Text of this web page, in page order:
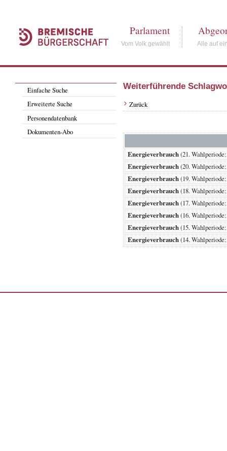
Parlament
Vom Volk gewählt Alle auf
Einfache Suche
Erweiterte Suche
Personendatenbank
Dokumenten-Abo
Weiterführende
Zurück
Energieverbrauch(21.
Energieverbrauch(20.
Energieverbrauch(19.
Energieverbrauch(18.
Energieverbrauch(17.
Energieverbrauch(16.
Energieverbrauch(15.
Energieverbrauch(14.